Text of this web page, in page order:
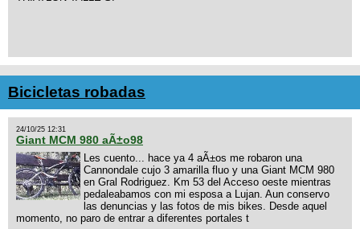
Bicicletas robadas
24/10/25 12:31
Giant MCM 980 aÃ±o98
Les cuento... hace ya 4 aÃ±os me robaron una
Cannondale cujo 3 amarilla fluo y una Giant MCM 980
en Gral Rodriguez. Km 53 del Acceso oeste mientras
pedaleabamos con mi esposa a Lujan. Aun conservo
las denuncias y las fotos de mis bikes. Desde aquel
momento, no paro de entrar a diferentes portales t